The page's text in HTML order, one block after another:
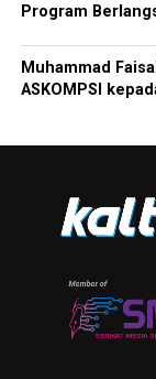
Program
Muhammad
ASKOMPSI